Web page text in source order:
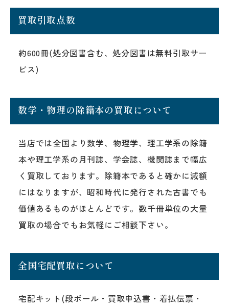
買取引取点数
約600冊(処分図書含む、処分図書は無料引取サー
ビス)
数学・物理の除籍本の買取について
当店では全国より数学、物理学、理工学系の除籍
本や理工学系の月刊誌、学会誌、機関誌まで幅広
く買取しております。除籍本であると確かに減額
にはなりますが、昭和時代に発行された古書でも
価値あるものがほとんどです。数千冊単位の大量
買取の場合でもお気軽にご相談下さい。
全国宅配買取について
宅配キット(段ボール・買取申込書・着払伝票・